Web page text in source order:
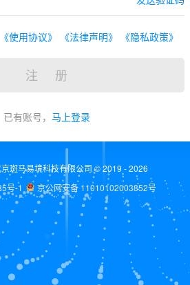
《使用协议》 《法律声明》 《隐私政策》
注 册
已有账号， 马上登录
斑马易境科技有限公司 © 2019 - 2026
号-1
京公网安备 11010102003852号